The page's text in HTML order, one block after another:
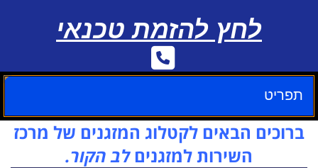
לחץ להזמת טכנאי
תפריט
ברוכים הבאים לקטלוג המזגנים של מרכז
השירות למזגניםלב הקור.